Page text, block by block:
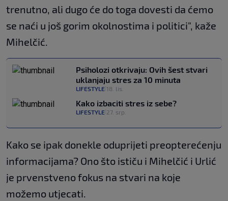
trenutno, ali dugo će do toga dovesti da ćemo
se naći u još gorim okolnostima i politici", kaže
Mihelčić.
Psiholozi otkrivaju: Ovih šest stvari
uklanjaju stres za 10 minuta
LIFESTYLE 18. lis.
Kako izbaciti stres iz sebe?
LIFESTYLE 27. srp.
Kako se ipak donekle oduprijeti preopterećenju
informacijama? Ono što ističu i Mihelčić i Urlić
je prvenstveno fokus na stvari na koje
možemo utjecati.